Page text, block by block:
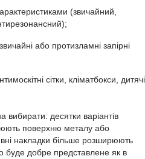
(звичайний,
або протизламні запірні
сітки, кліматбокси, дитячі
десятки варіантів
поверхню металу або
накладки більше розширюють
буде добре представлене як в